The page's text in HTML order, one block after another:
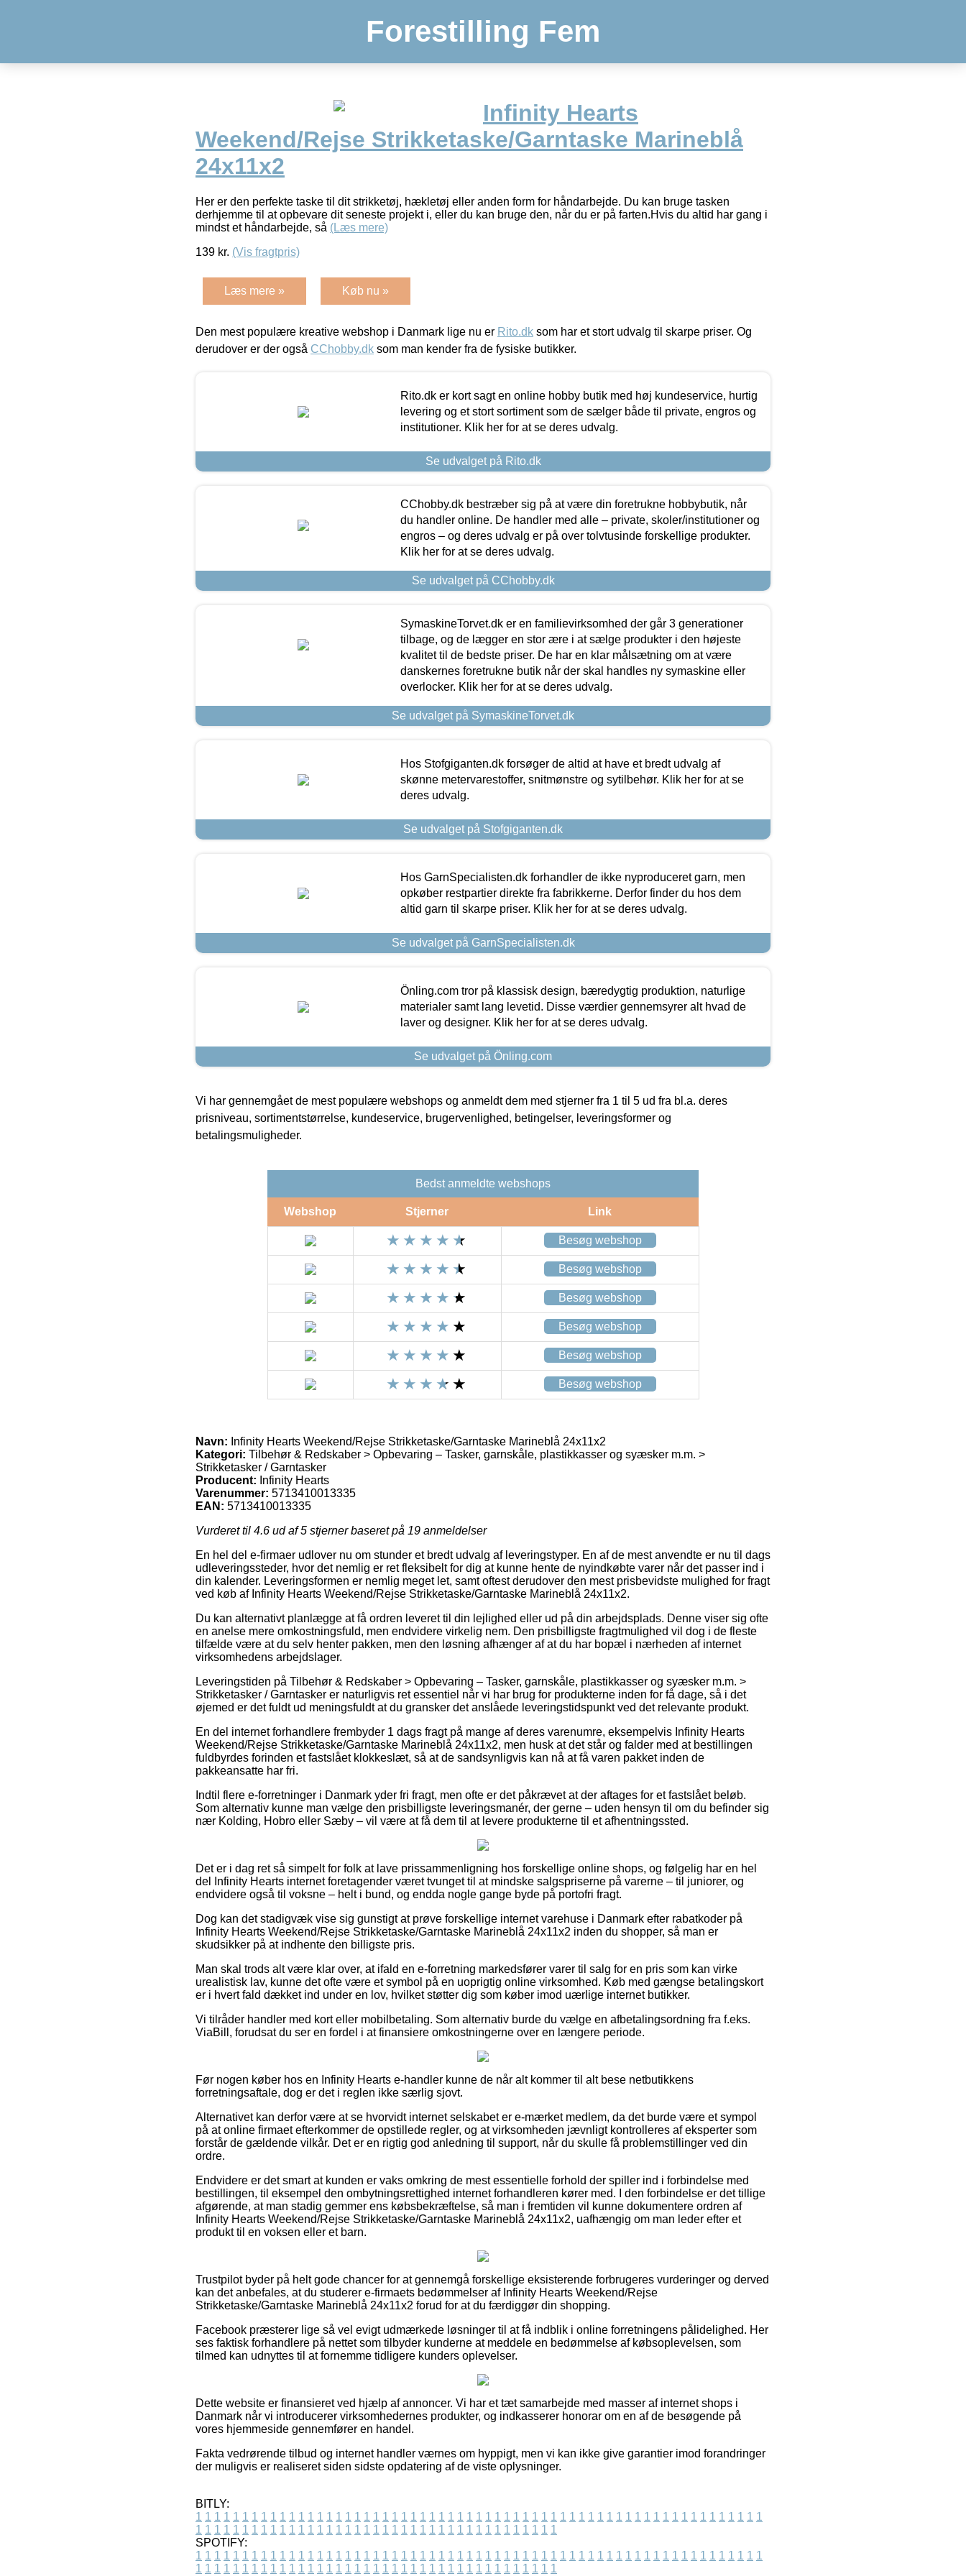
Forestilling Fem
Infinity Hearts
Weekend/Rejse Strikketaske/Garntaske Marineblå
24x11x2
Her er den perfekte taske til dit strikketøj, hækletøj eller anden form for håndarbejde. Du kan bruge tasken
derhjemme til at opbevare dit seneste projekt i, eller du kan bruge den, når du er på farten.Hvis du altid har gang i
mindst et håndarbejde, så (Læs mere)
139 kr. (Vis fragtpris)
Læs mere » Køb nu »
Den mest populære kreative webshop i Danmark lige nu er Rito.dk som har et stort udvalg til skarpe priser. Og
derudover er der også CChobby.dk som man kender fra de fysiske butikker.
Rito.dk er kort sagt en online hobby butik med høj kundeservice, hurtig
levering og et stort sortiment som de sælger både til private, engros og
institutioner. Klik her for at se deres udvalg.
Se udvalget på Rito.dk
CChobby.dk bestræber sig på at være din foretrukne hobbybutik, når
du handler online. De handler med alle – private, skoler/institutioner og
engros – og deres udvalg er på over tolvtusinde forskellige produkter.
Klik her for at se deres udvalg.
Se udvalget på CChobby.dk
SymaskineTorvet.dk er en familievirksomhed der går 3 generationer
tilbage, og de lægger en stor ære i at sælge produkter i den højeste
kvalitet til de bedste priser. De har en klar målsætning om at være
danskernes foretrukne butik når der skal handles ny symaskine eller
overlocker. Klik her for at se deres udvalg.
Se udvalget på SymaskineTorvet.dk
Hos Stofgiganten.dk forsøger de altid at have et bredt udvalg af
skønne metervarestoffer, snitmønstre og sytilbehør. Klik her for at se
deres udvalg.
Se udvalget på Stofgiganten.dk
Hos GarnSpecialisten.dk forhandler de ikke nyproduceret garn, men
opkøber restpartier direkte fra fabrikkerne. Derfor finder du hos dem
altid garn til skarpe priser. Klik her for at se deres udvalg.
Se udvalget på GarnSpecialisten.dk
Önling.com tror på klassisk design, bæredygtig produktion, naturlige
materialer samt lang levetid. Disse værdier gennemsyrer alt hvad de
laver og designer. Klik her for at se deres udvalg.
Se udvalget på Önling.com
Vi har gennemgået de mest populære webshops og anmeldt dem med stjerner fra 1 til 5 ud fra bl.a. deres
prisniveau, sortimentstørrelse, kundeservice, brugervenlighed, betingelser, leveringsformer og
betalingsmuligheder.
Bedst anmeldte webshops
Webshop Stjerner Link
Besøg webshop
Besøg webshop
Besøg webshop
Besøg webshop
Besøg webshop
Besøg webshop
Navn: Infinity Hearts Weekend/Rejse Strikketaske/Garntaske Marineblå 24x11x2
Kategori: Tilbehør & Redskaber > Opbevaring – Tasker, garnskåle, plastikkasser og syæsker m.m. >
Strikketasker / Garntasker
Producent: Infinity Hearts
Varenummer: 5713410013335
EAN: 5713410013335
Vurderet til 4.6 ud af 5 stjerner baseret på 19 anmeldelser
En hel del e-firmaer udlover nu om stunder et bredt udvalg af leveringstyper. En af de mest anvendte er nu til dags
udleveringssteder, hvor det nemlig er ret fleksibelt for dig at kunne hente de nyindkøbte varer når det passer ind i
din kalender. Leveringsformen er nemlig meget let, samt oftest derudover den mest prisbevidste mulighed for fragt
ved køb af Infinity Hearts Weekend/Rejse Strikketaske/Garntaske Marineblå 24x11x2.
Du kan alternativt planlægge at få ordren leveret til din lejlighed eller ud på din arbejdsplads. Denne viser sig ofte
en anelse mere omkostningsfuld, men endvidere virkelig nem. Den prisbilligste fragtmulighed vil dog i de fleste
tilfælde være at du selv henter pakken, men den løsning afhænger af at du har bopæl i nærheden af internet
virksomhedens arbejdslager.
Leveringstiden på Tilbehør & Redskaber > Opbevaring – Tasker, garnskåle, plastikkasser og syæsker m.m. >
Strikketasker / Garntasker er naturligvis ret essentiel når vi har brug for produkterne inden for få dage, så i det
øjemed er det fuldt ud meningsfuldt at du gransker det anslåede leveringstidspunkt ved det relevante produkt.
En del internet forhandlere frembyder 1 dags fragt på mange af deres varenumre, eksempelvis Infinity Hearts
Weekend/Rejse Strikketaske/Garntaske Marineblå 24x11x2, men husk at det står og falder med at bestillingen
fuldbyrdes forinden et fastslået klokkeslæt, så at de sandsynligvis kan nå at få varen pakket inden de
pakkeansatte har fri.
Indtil flere e-forretninger i Danmark yder fri fragt, men ofte er det påkrævet at der aftages for et fastslået beløb.
Som alternativ kunne man vælge den prisbilligste leveringsmanér, der gerne – uden hensyn til om du befinder sig
nær Kolding, Hobro eller Sæby – vil være at få dem til at levere produkterne til et afhentningssted.
Det er i dag ret så simpelt for folk at lave prissammenligning hos forskellige online shops, og følgelig har en hel
del Infinity Hearts internet foretagender været tvunget til at mindske salgspriserne på varerne – til juniorer, og
endvidere også til voksne – helt i bund, og endda nogle gange byde på portofri fragt.
Dog kan det stadigvæk vise sig gunstigt at prøve forskellige internet varehuse i Danmark efter rabatkoder på
Infinity Hearts Weekend/Rejse Strikketaske/Garntaske Marineblå 24x11x2 inden du shopper, så man er
skudsikker på at indhente den billigste pris.
Man skal trods alt være klar over, at ifald en e-forretning markedsfører varer til salg for en pris som kan virke
urealistisk lav, kunne det ofte være et symbol på en uoprigtig online virksomhed. Køb med gængse betalingskort
er i hvert fald dækket ind under en lov, hvilket støtter dig som køber imod uærlige internet butikker.
Vi tilråder handler med kort eller mobilbetaling. Som alternativ burde du vælge en afbetalingsordning fra f.eks.
ViaBill, forudsat du ser en fordel i at finansiere omkostningerne over en længere periode.
Før nogen køber hos en Infinity Hearts e-handler kunne de når alt kommer til alt bese netbutikkens
forretningsaftale, dog er det i reglen ikke særlig sjovt.
Alternativet kan derfor være at se hvorvidt internet selskabet er e-mærket medlem, da det burde være et sympol
på at online firmaet efterkommer de opstillede regler, og at virksomheden jævnligt kontrolleres af eksperter som
forstår de gældende vilkår. Det er en rigtig god anledning til support, når du skulle få problemstillinger ved din
ordre.
Endvidere er det smart at kunden er vaks omkring de mest essentielle forhold der spiller ind i forbindelse med
bestillingen, til eksempel den ombytningsrettighed internet forhandleren kører med. I den forbindelse er det tillige
afgørende, at man stadig gemmer ens købsbekræftelse, så man i fremtiden vil kunne dokumentere ordren af
Infinity Hearts Weekend/Rejse Strikketaske/Garntaske Marineblå 24x11x2, uafhængig om man leder efter et
produkt til en voksen eller et barn.
Trustpilot byder på helt gode chancer for at gennemgå forskellige eksisterende forbrugeres vurderinger og derved
kan det anbefales, at du studerer e-firmaets bedømmelser af Infinity Hearts Weekend/Rejse
Strikketaske/Garntaske Marineblå 24x11x2 forud for at du færdiggør din shopping.
Facebook præsterer lige så vel evigt udmærkede løsninger til at få indblik i online forretningens pålidelighed. Her
ses faktisk forhandlere på nettet som tilbyder kunderne at meddele en bedømmelse af købsoplevelsen, som
tilmed kan udnyttes til at fornemme tidligere kunders oplevelser.
Dette website er finansieret ved hjælp af annoncer. Vi har et tæt samarbejde med masser af internet shops i
Danmark når vi introducerer virksomhedernes produkter, og indkasserer honorar om en af de besøgende på
vores hjemmeside gennemfører en handel.
Fakta vedrørende tilbud og internet handler værnes om hyppigt, men vi kan ikke give garantier imod forandringer
der muligvis er realiseret siden sidste opdatering af de viste oplysninger.
BITLY:
1 1 1 1 1 1 1 1 1 1 1 1 1 1 1 1 1 1 1 1 1 1 1 1 1 1 1 1 1 1 1 1 1 1 1 1 1 1 1 1 1 1 1 1 1 1 1 1 1 1 1 1 1 1 1 1 1 1 1 1 1
1 1 1 1 1 1 1 1 1 1 1 1 1 1 1 1 1 1 1 1 1 1 1 1 1 1 1 1 1 1 1 1 1 1 1 1 1 1 1
SPOTIFY:
1 1 1 1 1 1 1 1 1 1 1 1 1 1 1 1 1 1 1 1 1 1 1 1 1 1 1 1 1 1 1 1 1 1 1 1 1 1 1 1 1 1 1 1 1 1 1 1 1 1 1 1 1 1 1 1 1 1 1 1 1
1 1 1 1 1 1 1 1 1 1 1 1 1 1 1 1 1 1 1 1 1 1 1 1 1 1 1 1 1 1 1 1 1 1 1 1 1 1 1